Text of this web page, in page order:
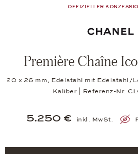
OFFIZIELLER
Première Chaîne
20 x 26 mm, Edelstahl mit Edelstahl/
Kaliber | Referenz-Nr.
5.250 € inkl. MwSt.